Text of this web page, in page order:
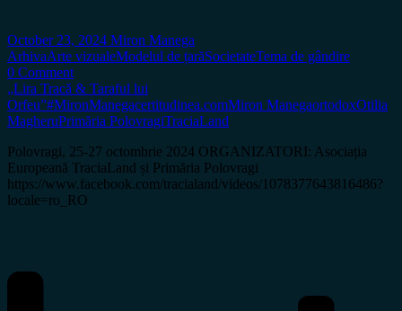
October 23, 2024 Miron Manega
ArhivaArte vizualeModelul de țarăSocietateTema de gândire
0 Comment
„Lira Tracă & Taraful lui
Orfeu”#MironManegacertitudinea.comMiron ManegaortodoxOtilia
MagheruPrimăria PolovragiTraciaLand
Polovragi, 25-27 octombrie 2024 ORGANIZATORI: Asociația
Europeană TraciaLand și Primăria Polovragi
https://www.facebook.com/tracialand/videos/1078377643816486?
locale=ro_RO